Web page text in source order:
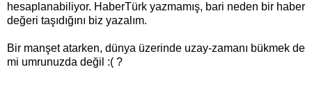
hesaplanabiliyor. HaberTürk yazmamış, bari neden bir haber
değeri taşıdığını biz yazalım.
Bir manşet atarken, dünya üzerinde uzay-zamanı bükmek de
mi umrunuzda değil :( ?